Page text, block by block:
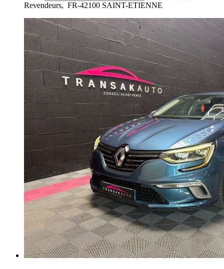
Revendeurs, FR-42100 SAINT-ETIENNE